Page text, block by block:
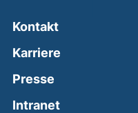
Kontakt
Karriere
Presse
Intranet(external